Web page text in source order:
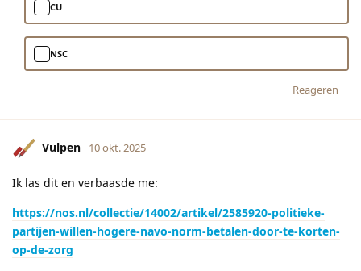
CU
NSC
Reageren
Vulpen 10 okt. 2025
Ik las dit en verbaasde me:
https://nos.nl/collectie/14002/artikel/2585920-politieke-
partijen-willen-hogere-navo-norm-betalen-door-te-korten-
op-de-zorg